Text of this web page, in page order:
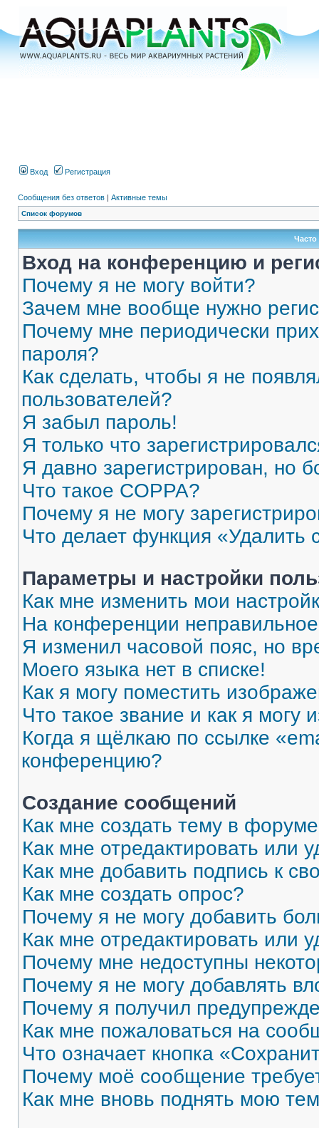
Вход Регистрация
Сообщения без ответов | Активные темы
Список форумов
Вход на конференцию и
Почему я не могу войти?
Зачем мне вообще нужно
Почему мне периодически
пароля?
Как сделать, чтобы я не
пользователей?
Я забыл пароль!
Я только что
Я давно зарегистрирован, но
Что такое COPPA?
Почему я не могу
Что делает функция «Удалить
Параметры и настройки
Как мне изменить мои
На конференции
Я изменил часовой пояс, но
Моего языка нет в списке!
Как я могу поместить
Что такое звание и как я могу
Когда я щёлкаю по ссылке
конференцию?
Создание сообщений
Как мне создать тему в
Как мне отредактировать или
Как мне добавить подпись к
Как мне создать опрос?
Почему я не могу добавить
Как мне отредактировать или
Почему мне недоступны
Почему я не могу добавлять
Почему я получил
Как мне пожаловаться на
Что означает кнопка
Почему моё сообщение
Как мне вновь поднять мою